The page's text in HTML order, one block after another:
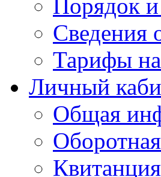
Порядок и
Сведения
Тарифы
Личный
Общая